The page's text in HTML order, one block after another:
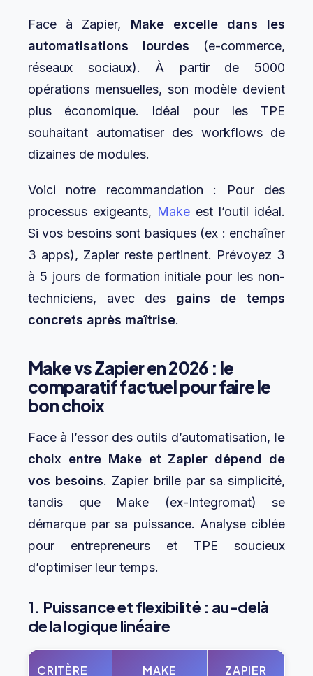
Face à Zapier, Make excelle dans les
automatisations lourdes (e-commerce,
réseaux sociaux). À partir de 5000
opérations mensuelles, son modèle devient
plus économique. Idéal pour les TPE
souhaitant automatiser des workflows de
dizaines de modules.
Voici notre recommandation : Pour des
processus exigeants, Make est l’outil idéal.
Si vos besoins sont basiques (ex : enchaîner
3 apps), Zapier reste pertinent. Prévoyez 3
à 5 jours de formation initiale pour les non-
techniciens, avec des gains de temps
concrets après maîtrise.
Make vs Zapier en 2026 : le
comparatif factuel pour faire le
bon choix
Face à l’essor des outils d’automatisation, le
choix entre Make et Zapier dépend de
vos besoins. Zapier brille par sa simplicité,
tandis que Make (ex-Integromat) se
démarque par sa puissance. Analyse ciblée
pour entrepreneurs et TPE soucieux
d’optimiser leur temps.
1. Puissance et flexibilité : au-delà
de la logique linéaire
CRITÈRE MAKE ZAPIER